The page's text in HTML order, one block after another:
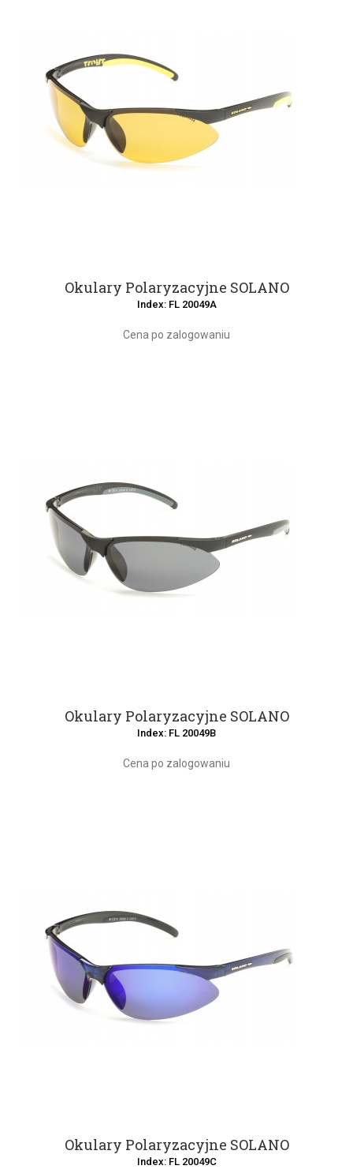
Okulary Polaryzacyjne SOLANO
Index: FL 20049A
Cena po zalogowaniu
Okulary Polaryzacyjne SOLANO
Index: FL 20049B
Cena po zalogowaniu
Okulary Polaryzacyjne SOLANO
Index: FL 20049C